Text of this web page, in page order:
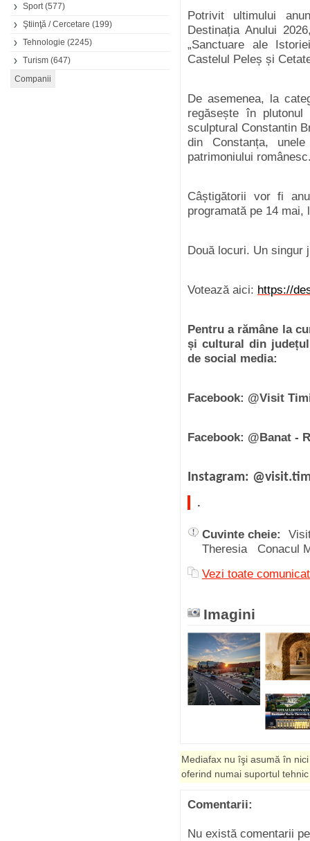
Sport(577)
Ştiinţă / Cercetare (199)
Tehnologie (2245)
Turism (647)
Potrivit ultimului
Destinația Anului
„Sanctuare ale
Castelul Peleș și
De asemenea, la
regăsește în
sculptural Constantin
din Constanța,
patrimoniului
Câștigătorii vor fi
programată pe 14 mai,
Două locuri. Un singur
Votează aici: https://
Pentru a rămâne la
și cultural din
de social media:
Facebook: @Visit
Facebook: @Banat -
Instagram:
.
Cuvinte cheie:
Theresia Conacul
Vezi toate
Imagini
Mediafax nu îşi asumă în
oferind numai suportul
Comentarii:
Nu există comentarii